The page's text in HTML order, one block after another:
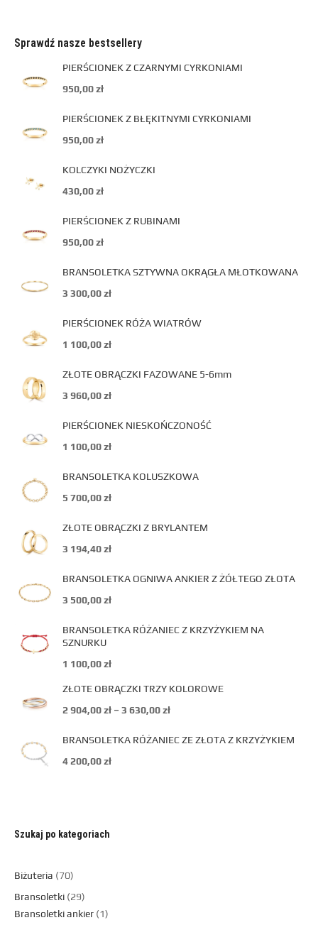
Sprawdź nasze bestsellery
PIERŚCIONEK Z CZARNYMI CYRKONIAMI
950,00zł
PIERŚCIONEK Z BŁĘKITNYMI CYRKONIAMI
950,00zł
KOLCZYKI NOŻYCZKI
430,00zł
PIERŚCIONEK Z RUBINAMI
950,00zł
BRANSOLETKA SZTYWNA OKRĄGŁA MŁOTKOWANA
3 300,00zł
PIERŚCIONEK RÓŻA WIATRÓW
1 100,00zł
ZŁOTE OBRĄCZKI FAZOWANE 5-6mm
3 960,00zł
PIERŚCIONEK NIESKOŃCZONOŚĆ
1 100,00zł
BRANSOLETKA KOLUSZKOWA
5 700,00zł
ZŁOTE OBRĄCZKI Z BRYLANTEM
3 194,40zł
BRANSOLETKA OGNIWA ANKIER Z ŻÓŁTEGO ZŁOTA
3 500,00zł
BRANSOLETKA RÓŻANIEC Z KRZYŻYKIEM NA
SZNURKU
1 100,00zł
ZŁOTE OBRĄCZKI TRZY KOLOROWE
2 904,00zł – 3 630,00zł
BRANSOLETKA RÓŻANIEC ZE ZŁOTA Z KRZYŻYKIEM
4 200,00zł
Szukaj po kategoriach
Biżuteria
70
Bransoletki 29
Bransoletki ankier 1